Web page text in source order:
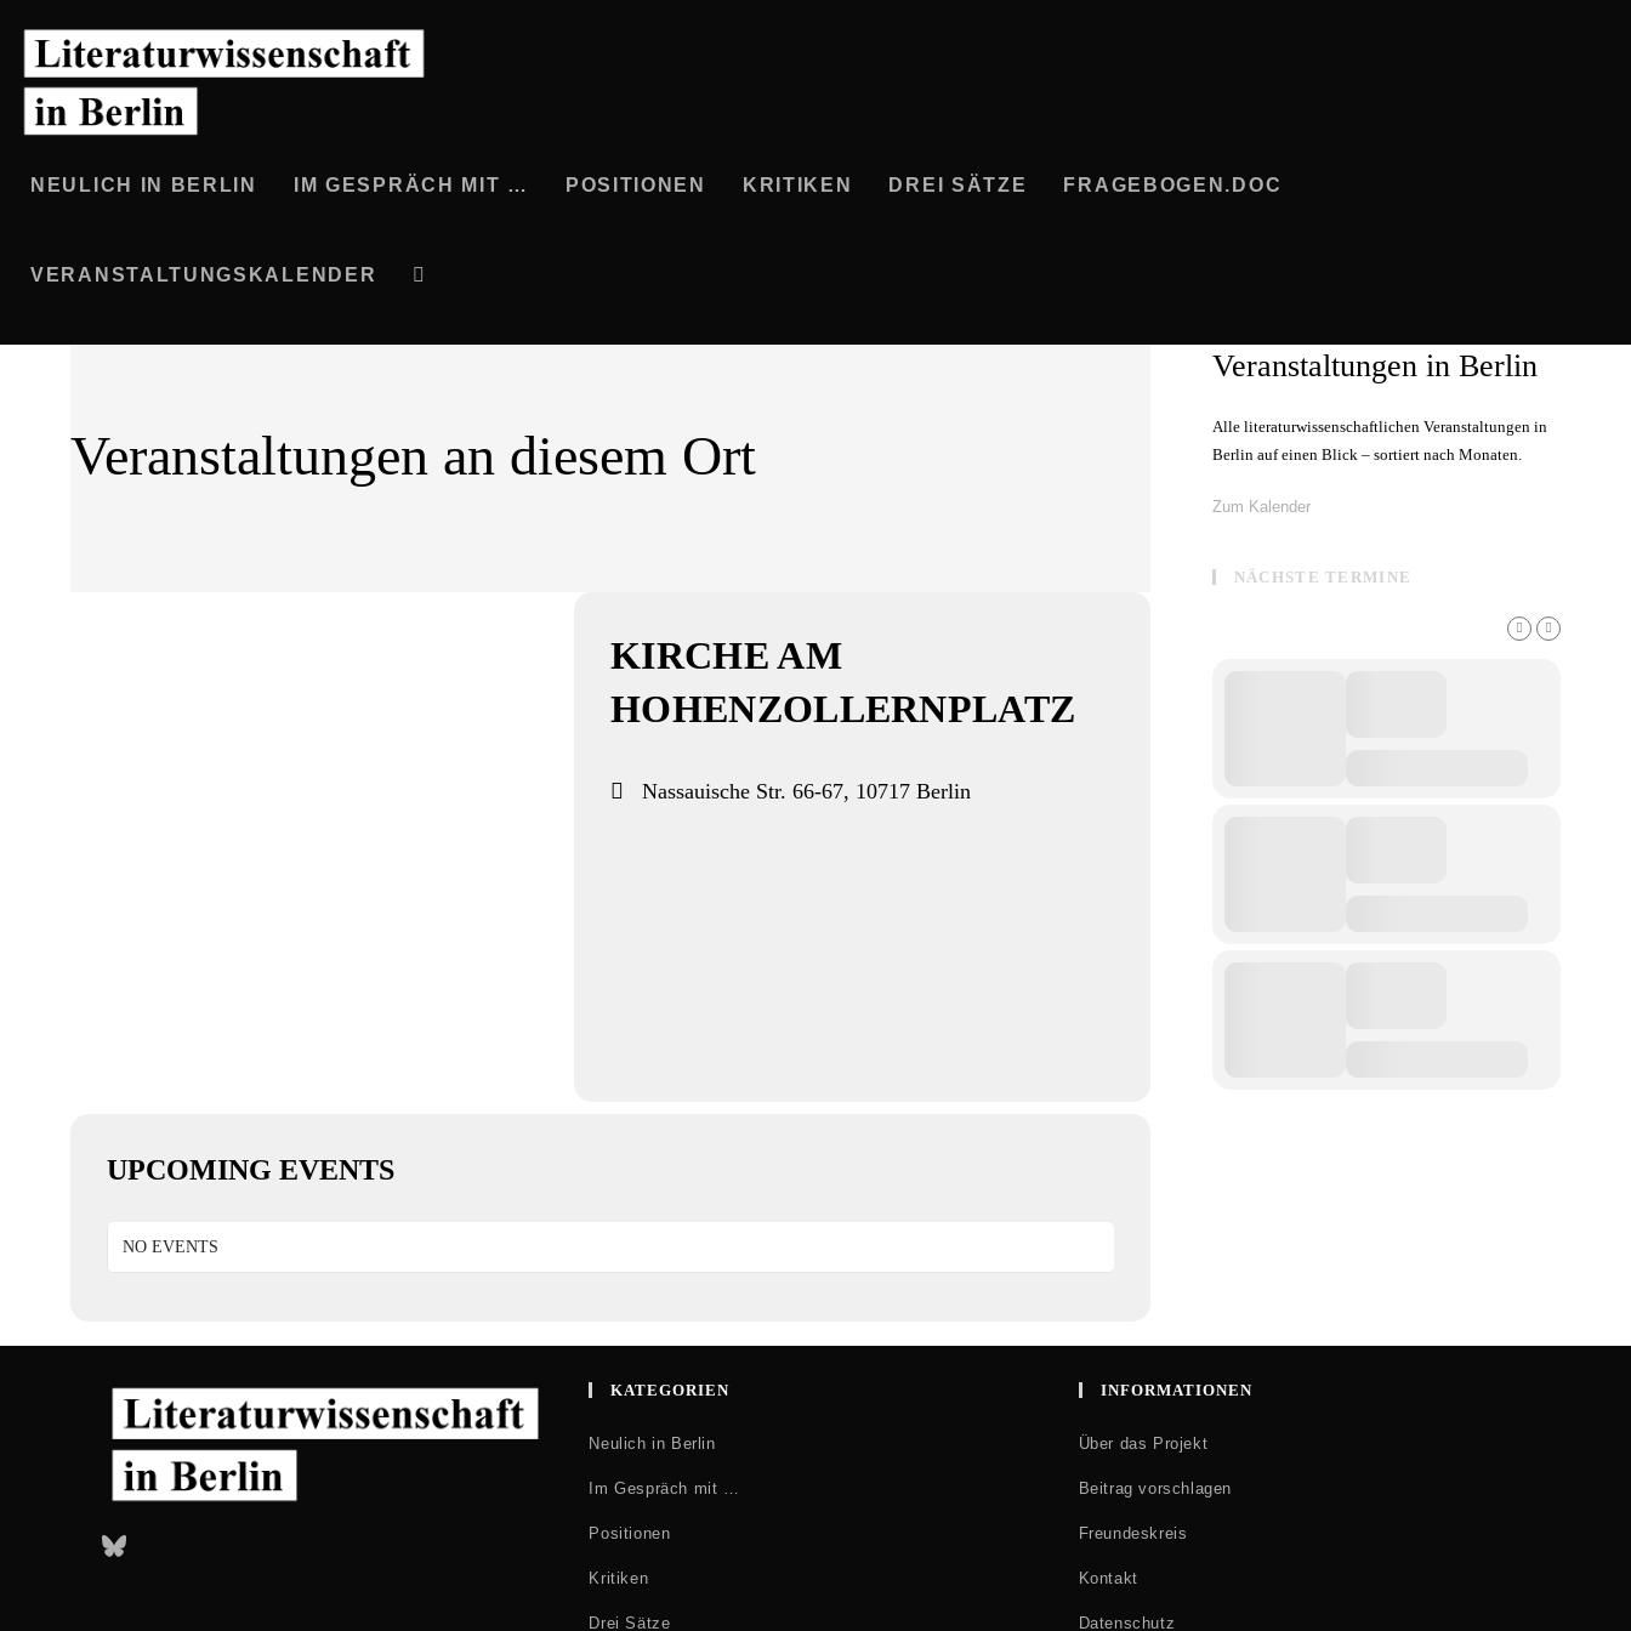
Inhalt
springen
NEULICH IN BERLIN IM GESPRÄCH MIT … POSITIONEN KRITIKEN DREI SÄTZE FRAGEBOGEN.DOC
VERANSTALTUNGSKALENDER
UMSCHALTEN
Veranstaltungen an diesem Ort
KIRCHE AM
HOHENZOLLERNPLATZ
Nassauische Str. 66-67, 10717 Berlin
UPCOMING EVENTS
NO EVENTS
Veranstaltungen in Berlin
Alle literaturwissenschaftlichen Veranstaltungen in
Berlin auf einen Blick – sortiert nach Monaten.
Zum Kalender
NÄCHSTE TERMINE
Bluesky
KATEGORIEN
Neulich in Berlin
Im Gespräch mit …
Positionen
Kritiken
Drei Sätze
INFORMATIONEN
Über das Projekt
Beitrag vorschlagen
Freundeskreis
Kontakt
Datenschutz